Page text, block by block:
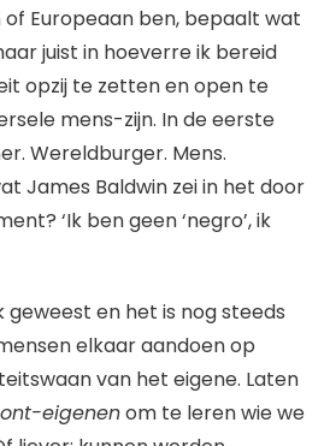
Europeaan ben, bepaalt wat
juist in hoeverre ik bereid
opzij te zetten en open te
mens-zijn. In de eerste
Wereldburger. Mens.
James Baldwin zei in het door
‘Ik ben geen ‘negro’, ik
geweest en het is nog steeds
elkaar aandoen op
van het eigene. Laten
ont-eigenenom te leren wie we